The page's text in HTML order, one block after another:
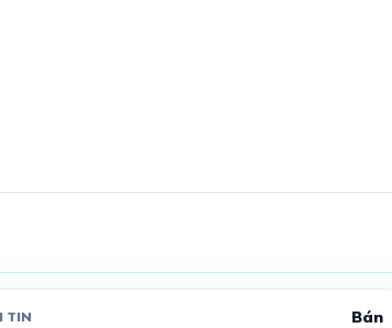
TIN Bán